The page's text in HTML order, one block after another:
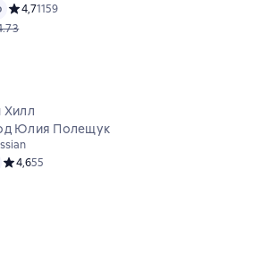
Средний рейтинг 4,7 на основе 1159 оценок
4,71159
Хилл
Юлия Полещук
Средний рейтинг 4,6 на основе 55 оценок
4,655